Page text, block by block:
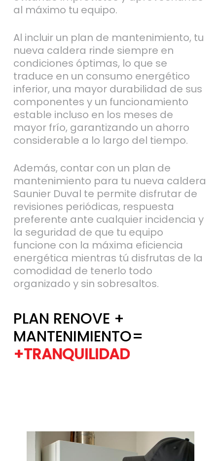
Al incluir un plan de mantenimiento, tu
nueva caldera rinde siempre en
condiciones óptimas, lo que se
traduce en un consumo energético
inferior, una mayor durabilidad de sus
componentes y un funcionamiento
estable incluso en los meses de
mayor frío, garantizando un ahorro
considerable a lo largo del tiempo.
Además, contar con un plan de
mantenimiento para tu nueva caldera
Saunier Duval te permite disfrutar de
revisiones periódicas, respuesta
preferente ante cualquier incidencia y
la seguridad de que tu equipo
funcione con la máxima eficiencia
energética mientras tú disfrutas de la
comodidad de tenerlo todo
organizado y sin sobresaltos.
MANTENIMIENTO=
+TRANQUILIDAD
+EFICIENCIA